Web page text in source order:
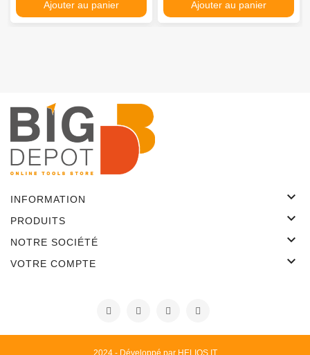
Ajouter au panier Ajouter au panier
INFORMATION 
PRODUITS 
NOTRE SOCIÉTÉ 
VOTRE COMPTE 